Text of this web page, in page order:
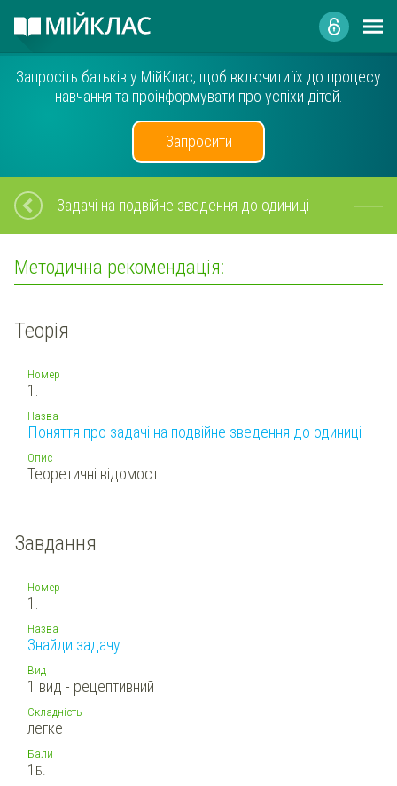
Запросіть батьків у МійКлас, щоб включити їх до процесу
навчання та проінформувати про успіхи дітей.
Запросити
Задачі на подвійне зведення до одиниці
Методична рекомендація:
Теорія
Номер
1.
Назва
Поняття про задачі на подвійне зведення до одиниці
Опис
Теоретичні відомості.
Завдання
Номер
1.
Назва
Знайди задачу
Вид
1 вид - рецептивний
Складність
легке
Бали
1 Б.